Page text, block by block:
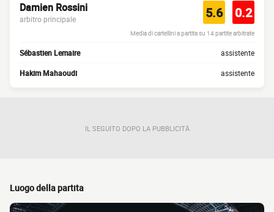
Damien Rossini
arbitro principale 5.6 0.2
Media di cartellini a partita su 14 partite arbitrate
Sébastien Lemaire assistente
Hakim Mahaoudi assistente
IL SEGUITO DOPO LA PUBBLICITÀ
Luogo della partita